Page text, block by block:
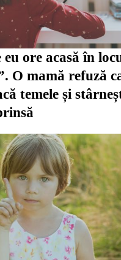
ore acasă în
O mamă refuză
temele și